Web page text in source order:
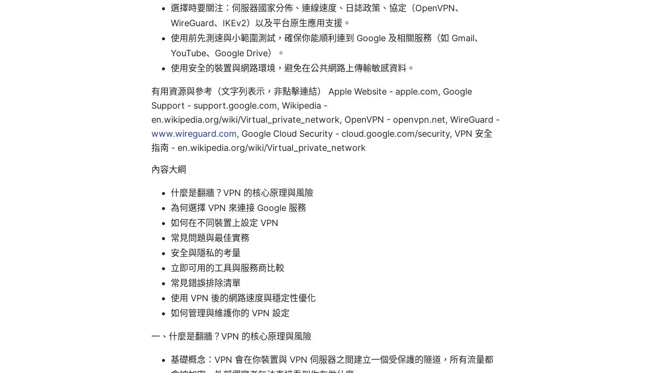
選擇時要關注：伺服器國家分佈、連線速度、日誌政策、協定（OpenVPN、
WireGuard、IKEv2）以及平台原生應用支援。
使用前先測速與小範圍測試，確保你能順利連到 Google 及相關服務（如 Gmail、
YouTube、Google Drive）。
使用安全的裝置與網路環境，避免在公共網路上傳輸敏感資料。
有用資源與參考（文字列表示，非點擊連結） Apple Website - apple.com, Google
Support - support.google.com, Wikipedia -
en.wikipedia.org/wiki/Virtual_private_network, OpenVPN - openvpn.net, WireGuard -
www.wireguard.com, Google Cloud Security - cloud.google.com/security, VPN 安全
指南 - en.wikipedia.org/wiki/Virtual_private_network
內容大綱
什麼是翻牆？VPN 的核心原理與風險
為何選擇 VPN 來連接 Google 服務
如何在不同裝置上設定 VPN
常見問題與最佳實務
安全與隱私的考量
立即可用的工具與服務商比較
常見錯誤排除清單
使用 VPN 後的網路速度與穩定性優化
如何管理與維護你的 VPN 設定
一、什麼是翻牆？VPN 的核心原理與風險
基礎概念：VPN 會在你裝置與 VPN 伺服器之間建立一個受保護的隧道，所有流量都